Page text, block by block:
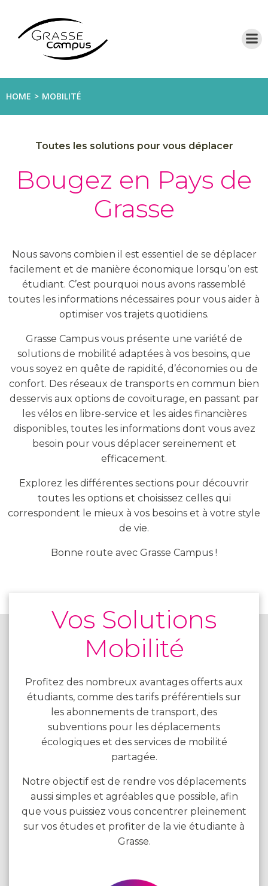
HOME MOBILITÉ
Toutes les solutions pour vous déplacer
Bougez en Pays de
Grasse
Nous savons combien il est essentiel de se déplacer
facilement et de manière économique lorsqu’on est
étudiant. C’est pourquoi nous avons rassemblé
toutes les informations nécessaires pour vous aider à
optimiser vos trajets quotidiens.
Grasse Campus vous présente une variété de
solutions de mobilité adaptées à vos besoins, que
vous soyez en quête de rapidité, d’économies ou de
confort. Des réseaux de transports en commun bien
desservis aux options de covoiturage, en passant par
les vélos en libre-service et les aides financières
disponibles, toutes les informations dont vous avez
besoin pour vous déplacer sereinement et
efficacement.
Explorez les différentes sections pour découvrir
toutes les options et choisissez celles qui
correspondent le mieux à vos besoins et à votre style
de vie.
Bonne route avec Grasse Campus !
Vos Solutions
Mobilité
Profitez des nombreux avantages offerts aux
étudiants, comme des tarifs préférentiels sur
les abonnements de transport, des
subventions pour les déplacements
écologiques et des services de mobilité
partagée.
Notre objectif est de rendre vos déplacements
aussi simples et agréables que possible, afin
que vous puissiez vous concentrer pleinement
sur vos études et profiter de la vie étudiante à
Grasse.